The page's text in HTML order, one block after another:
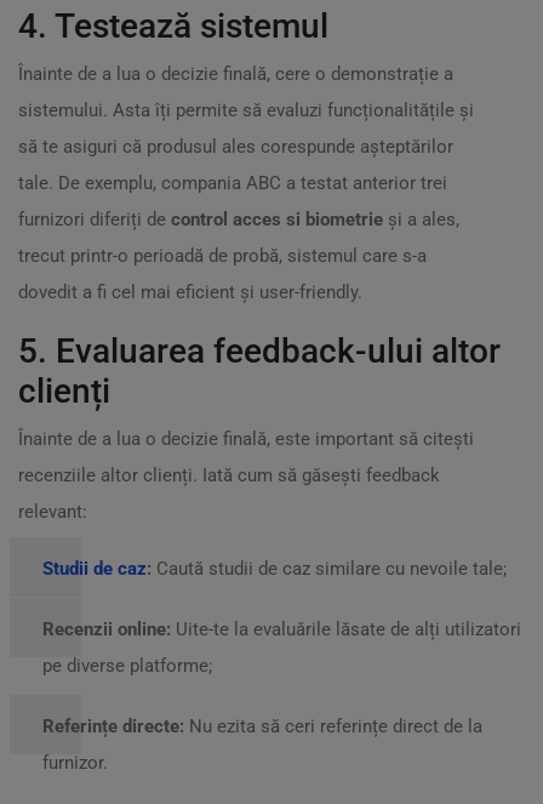
4. Testează sistemul
Înainte de a lua o decizie finală, cere o demonstrație a
sistemului. Asta îți permite să evaluzi funcționalitățile și
să te asiguri că produsul ales corespunde așteptărilor
tale. De exemplu, compania ABC a testat anterior trei
furnizori diferiți de control acces si biometrie și a ales,
trecut printr-o perioadă de probă, sistemul care s-a
dovedit a fi cel mai eficient și user-friendly.
5. Evaluarea feedback-ului altor
clienți
Înainte de a lua o decizie finală, este important să citești
recenziile altor clienți. Iată cum să găsești feedback
relevant:
Studii de caz: Caută studii de caz similare cu nevoile tale;
Recenzii online: Uite-te la evaluările lăsate de alți utilizatori
pe diverse platforme;
Referințe directe: Nu ezita să ceri referințe direct de la
furnizor.